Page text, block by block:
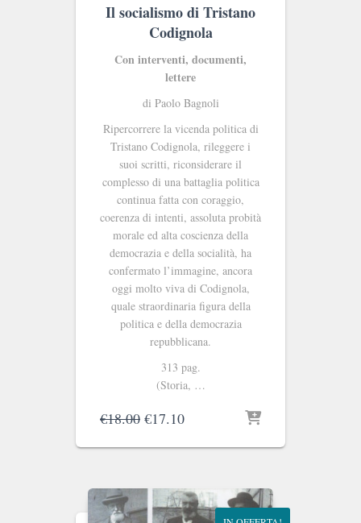
Il socialismo di Tristano
Codignola
Con interventi, documenti,
lettere
di Paolo Bagnoli
Ripercorrere la vicenda politica di
Tristano Codignola, rileggere i
suoi scritti, riconsiderare il
complesso di una battaglia politica
continua fatta con coraggio,
coerenza di intenti, assoluta probità
morale ed alta coscienza della
democrazia e della socialità, ha
confermato l’immagine, ancora
oggi molto viva di Codignola,
quale straordinaria figura della
politica e della democrazia
repubblicana.
313 pag.
(Storia, …
€18.00 Il
originale
€18.00.
€17.10Il
attuale
€17.10.